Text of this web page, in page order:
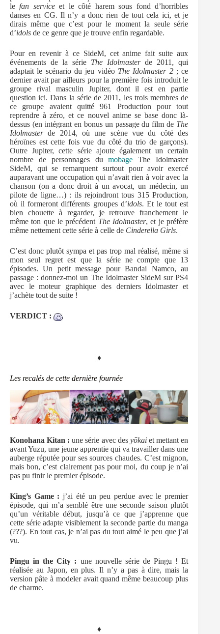
le fan serviceet le côté harem sous fond d’horribles
danses en CG. Il n’y a donc rien de tout cela ici, et je
dirais même que c’est pour le moment la seule série
d’idols de ce genre que je trouve enfin regardable.
Pour en revenir à ce SideM, cet anime fait suite aux
événements de la série The Idolmasterde 2011, qui
adaptait le scénario du jeu vidéo The Idolmaster 2; ce
dernier avait par ailleurs pour la première fois introduit le
groupe rival masculin Jupiter, dont il est en partie
question ici. Dans la série de 2011, les trois membres de
ce groupe avaient quitté 961 Production pour tout
reprendre à zéro, et ce nouvel anime se base donc là-
dessus (en intégrant en bonus un passage du film de The
Idolmasterde 2014, où une scène vue du côté des
héroïnes est cette fois vue du côté du trio de garçons).
Outre Jupiter, cette série ajoute également un certain
nombre de personnages dumobage The Idolmaster
SideM, qui se remarquent surtout pour avoir exercé
auparavant une occupation qui n’avait rien à voir avec la
chanson (on a donc droit à un avocat, un médecin, un
pilote de ligne…) : ils rejoindront tous 315 Production,
où il formeront différents groupes d’idols. Et le tout est
bien chouette à regarder, je retrouve franchement le
même ton que le précédent The Idolmaster, et je préfère
même nettement cette série à celle de Cinderella Girls.
C’est donc plutôt sympa et pas trop mal réalisé, même si
mon seul regret est que la série ne compte que 13
épisodes. Un petit message pour Bandai Namco, au
passage : donnez-moi un The Idolmaster SideM sur PS4
avec le moteur graphique des derniers Idolmaster et
j’achète tout de suite !
VERDICT :
♦
Les recalés de cette dernière fournée
Konohana Kitan : une série avec des yōkaiet mettant en
avant Yuzu, une jeune apprentie qui va travailler dans une
auberge réputée pour ses sources chaudes. C’est mignon,
mais bon, c’est clairement pas pour moi, du coup je n’ai
pas pu finir le premier épisode.
King’s Game : j’ai été un peu perdue avec le premier
épisode, qui m’a semblé être une seconde saison plutôt
qu’un véritable début, jusqu’à ce que j’apprenne que
cette série adapte visiblement la seconde partie du manga
(???). En tout cas, je n’ai pas du tout aimé le peu que j’ai
vu.
Pingu in the City : une nouvelle série de Pingu ! Et
réalisée au Japon, en plus. Il n’y a pas à dire, mais la
version pâte à modeler avait quand même beaucoup plus
de charme.
♦